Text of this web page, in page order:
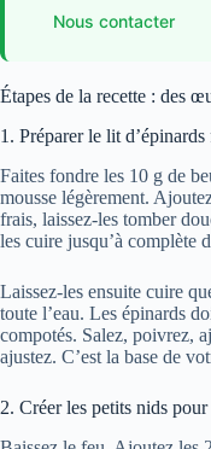
Nous contacter
Étapes de la recette : des
1. Préparer le lit d’épinards
Faites fondre les 10 g de
mousse légèrement.
frais, laissez-les tomber
les cuire jusqu’à complète
Laissez-les ensuite cuire
toute l’eau. Les épinards
compotés. Salez, poivrez,
ajustez. C’est la base de
2. Créer les petits nids